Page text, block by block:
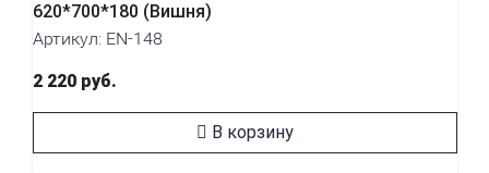
620*700*180 (Вишня)
Артикул: EN-148
2 220 руб.
В корзину